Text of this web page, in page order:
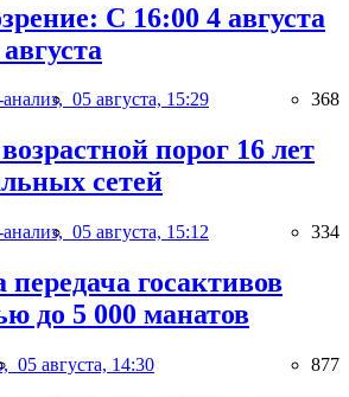
С 16:00 4 августа
05 августа, 15:29 368
порог 16 лет
сетей
05 августа, 15:12 334
госактивов
до 5 000 манатов
05 августа, 14:30 877